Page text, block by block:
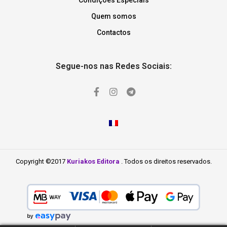
Quem somos
Contactos
Segue-nos nas Redes Sociais:
Copyright ©2017 Kuriakos Editora . Todos os direitos reservados.